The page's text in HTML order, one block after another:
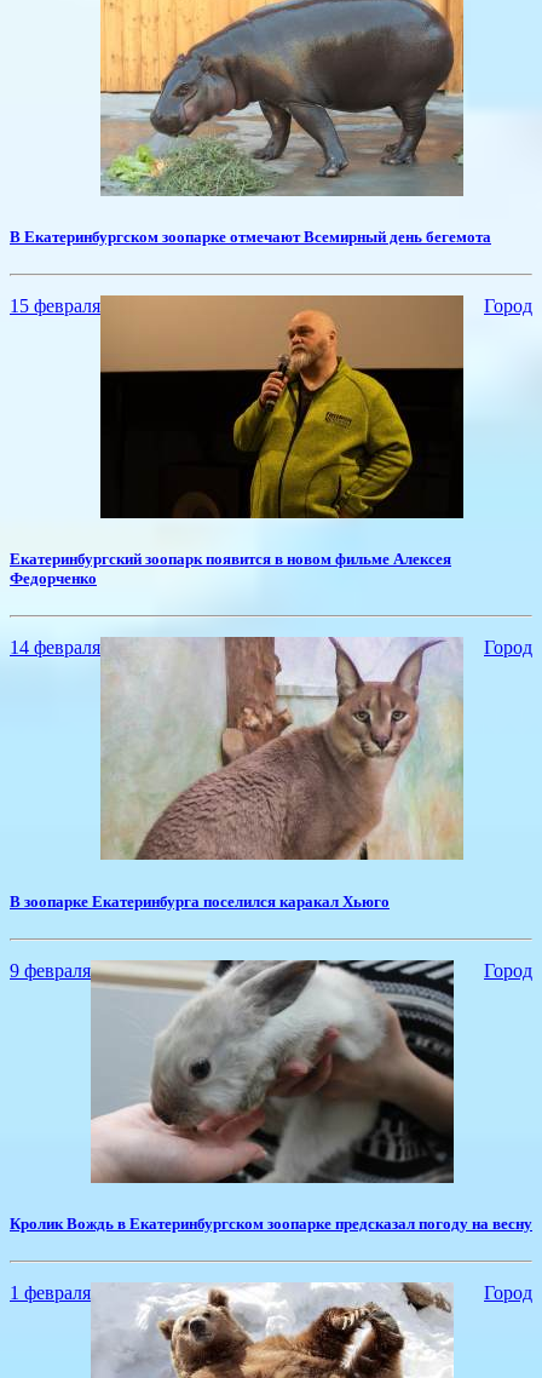
В Екатеринбургском зоопарке отмечают Всемирный день бегемота
15 февраля Город
Екатеринбургский зоопарк появится в новом фильме Алексея
Федорченко
14 февраля Город
В зоопарке Екатеринбурга поселился каракал Хьюго
9 февраля Город
Кролик Вождь в Екатеринбургском зоопарке предсказал погоду на весну
1 февраля Город